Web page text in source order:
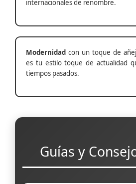
internacionales de renombre.
Modernidad con un toque de
es tu estilo toque de actualidad
tiempos pasados.
Guías y